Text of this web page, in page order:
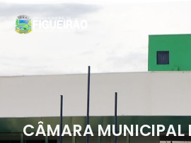
CÂMARA MUNICIPAL